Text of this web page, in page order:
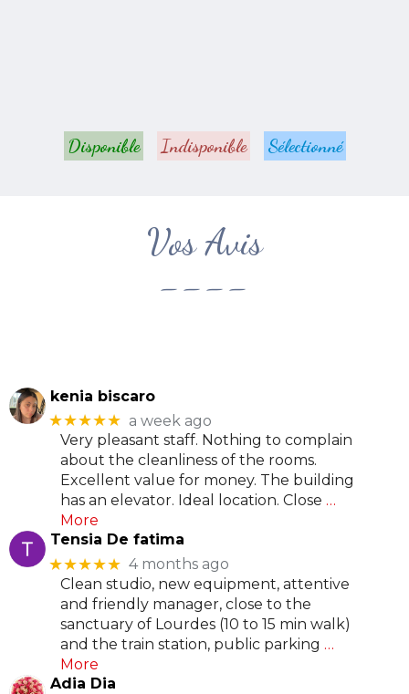
Disponible Indisponible Sélectionné
Vos Avis
----
kenia biscaro
★★★★★ a week ago
Very pleasant staff. Nothing to complain
about the cleanliness of the rooms.
Excellent value for money. The building
has an elevator. Ideal location. Close …
More
Tensia De fatima
★★★★★ 4 months ago
Clean studio, new equipment, attentive
and friendly manager, close to the
sanctuary of Lourdes (10 to 15 min walk)
and the train station, public parking …
More
Adia Dia